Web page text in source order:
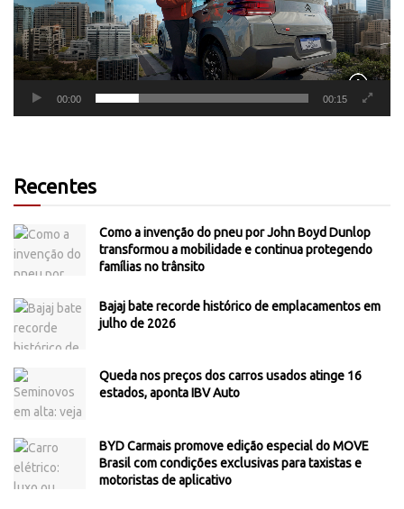
00:00 00:15
Recentes
Como a invenção do pneu por John Boyd Dunlop
transformou a mobilidade e continua protegendo
famílias no trânsito
Bajaj bate recorde histórico de emplacamentos em
julho de 2026
Queda nos preços dos carros usados atinge 16
estados, aponta IBV Auto
BYD Carmais promove edição especial do MOVE
Brasil com condições exclusivas para taxistas e
motoristas de aplicativo